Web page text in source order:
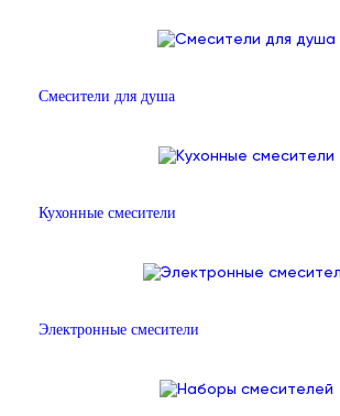
Смесители для душа
Кухонные смесители
Электронные смесители